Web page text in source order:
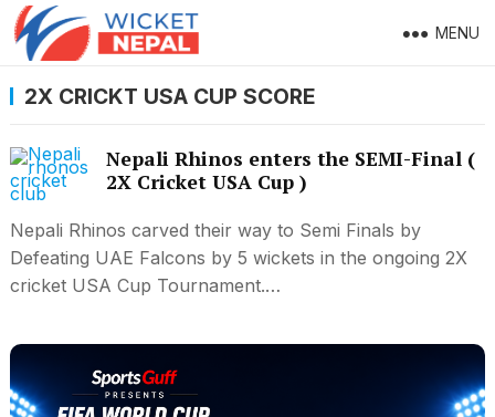
MENU
2X CRICKT USA CUP SCORE
Nepali Rhinos enters the SEMI-Final (
2X Cricket USA Cup )
Nepali Rhinos carved their way to Semi Finals by
Defeating UAE Falcons by 5 wickets in the ongoing 2X
cricket USA Cup Tournament.…